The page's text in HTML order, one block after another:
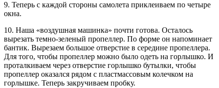
9. Теперь с каждой стороны самолета приклеиваем по четыре
окна.
10. Наша «воздушная машинка» почти готова. Осталось
вырезать темно-зеленый пропеллер. По форме он напоминает
бантик. Вырезаем большое отверстие в середине пропеллера.
Для того, чтобы пропеллер можно было одеть на горлышко. И
проталкиваем через отверстие горлышко бутылки, чтобы
пропеллер оказался рядом с пластмассовым колечком на
горлышке. Теперь закручиваем пробку.